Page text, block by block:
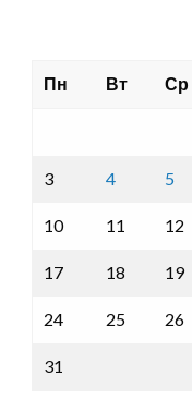
Пн Вт Ср
3 4 5
10 11 12
17 18 19
24 25 26
31